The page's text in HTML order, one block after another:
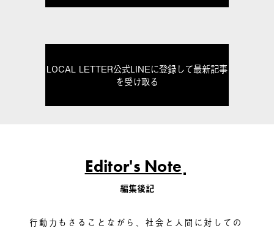
LOCAL LETTER公式LINEに登録して最新記事
を受け取る
Editor's Note
編集後記
行動力もさることながら、社会と人間に対しての